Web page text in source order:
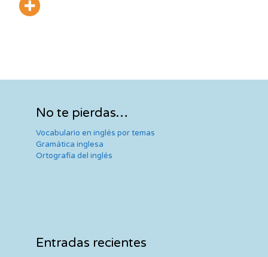
No te pierdas…
Vocabulario en inglés por temas
Gramática inglesa
Ortografía del inglés
Entradas recientes